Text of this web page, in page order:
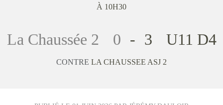
À 10H30
La Chaussée 2 0 - 3 U11 D4
CONTRE LA CHAUSSEE ASJ 2